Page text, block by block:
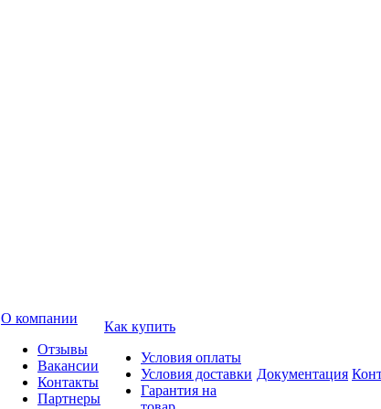
О компании
Отзывы
Вакансии
Контакты
Партнеры
Как купить
Условия оплаты
Условия доставки
Гарантия на
Документация